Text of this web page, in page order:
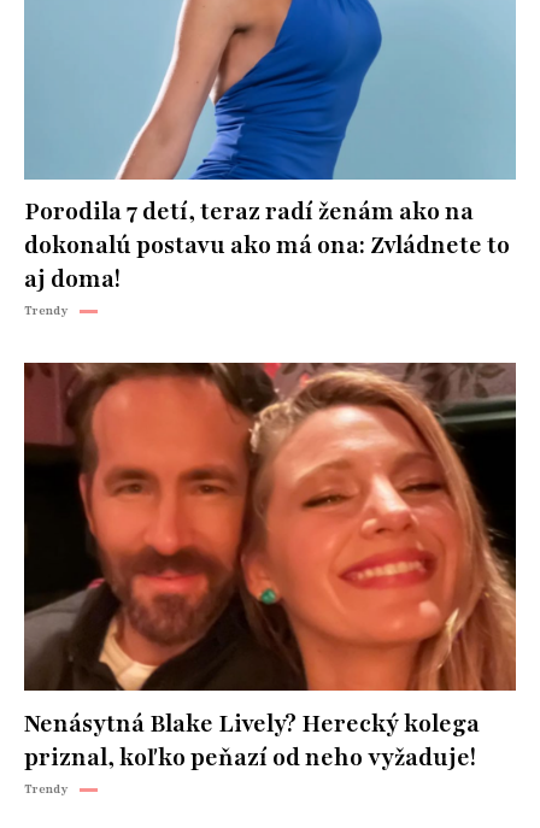
Porodila 7 detí, teraz radí ženám ako na
dokonalú postavu ako má ona: Zvládnete to
aj doma!
Trendy
Nenásytná Blake Lively? Herecký kolega
priznal, koľko peňazí od neho vyžaduje!
Trendy